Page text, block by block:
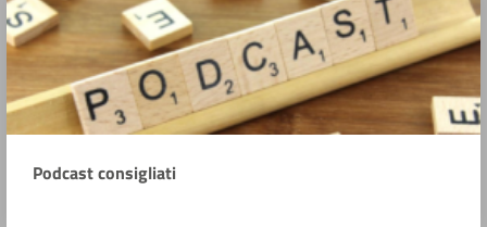
Podcast consigliati